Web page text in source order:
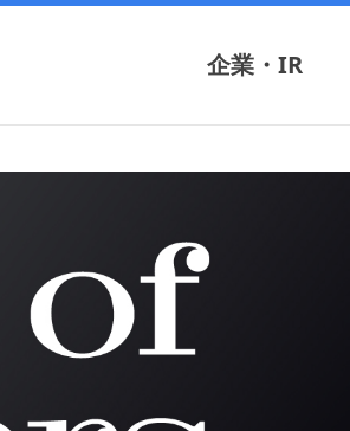
企業・IR